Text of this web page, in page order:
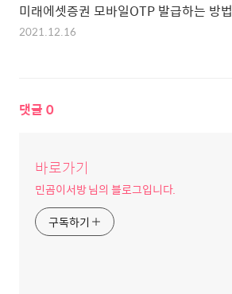
미래에셋증권 모바일OTP 발급하는 방법
2021.12.16
댓글 0
바로가기
민곰이서방 님의 블로그입니다.
구독하기